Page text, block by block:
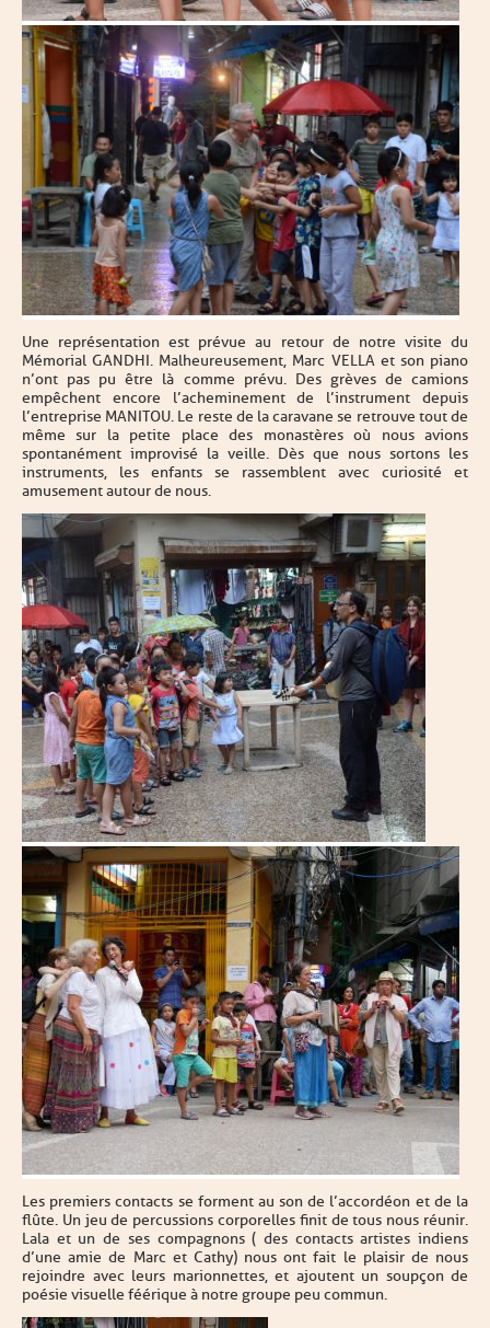
Une représentation est prévue au retour de notre visite du
Mémorial GANDHI. Malheureusement, Marc VELLA et son piano
n’ont pas pu être là comme prévu. Des grèves de camions
empêchent encore l’acheminement de l’instrument depuis
l’entreprise MANITOU. Le reste de la caravane se retrouve tout de
même sur la petite place des monastères où nous avions
spontanément improvisé la veille. Dès que nous sortons les
instruments, les enfants se rassemblent avec curiosité et
amusement autour de nous.
Les premiers contacts se forment au son de l’accordéon et de la
flûte. Un jeu de percussions corporelles finit de tous nous réunir.
Lala et un de ses compagnons ( des contacts artistes indiens
d’une amie de Marc et Cathy) nous ont fait le plaisir de nous
rejoindre avec leurs marionnettes, et ajoutent un soupçon de
poésie visuelle féérique à notre groupe peu commun.